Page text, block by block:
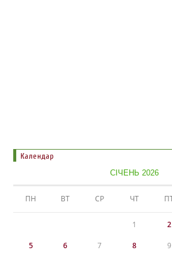
Календар
СІЧЕНЬ 2026
ПН ВТ СР ЧТ
1 2
5 6 7 8 9